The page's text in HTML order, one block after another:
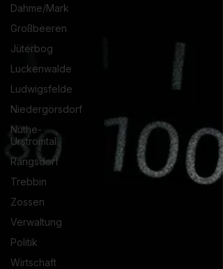
Dahme/Mark
Großbeeren
Jüterbog
Luckenwalde
Ludwigsfelde
Niedergörsdorf
Nuthe-
Urstromtal
Rangsdorf
Trebbin
Zossen
Verwaltung
Politik
Wirtschaft